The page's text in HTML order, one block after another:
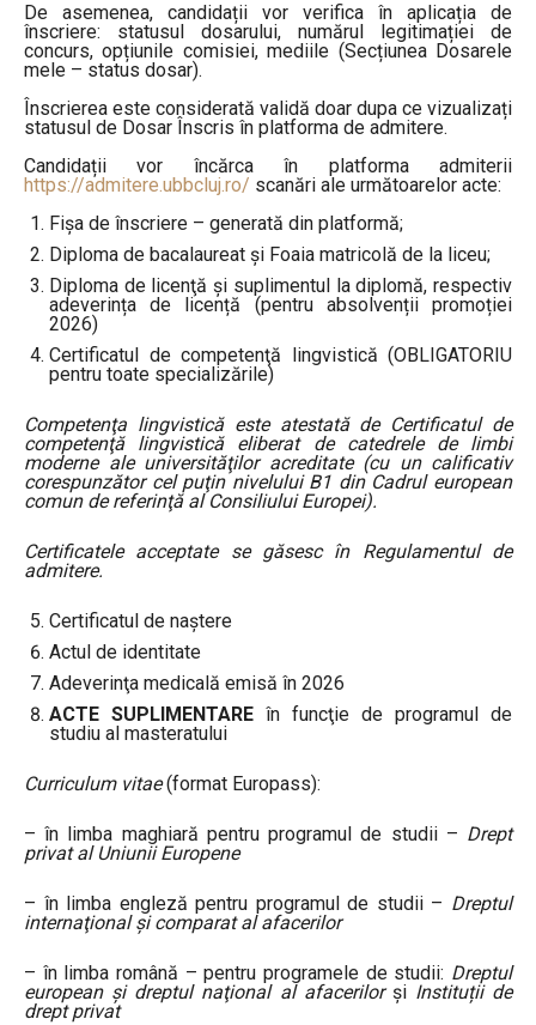
De asemenea, candidații vor verifica în aplicația de
înscriere: statusul dosarului, numărul legitimației de
concurs, opțiunile comisiei, mediile (Secțiunea Dosarele
mele – status dosar).
Înscrierea este considerată validă doar dupa ce vizualizați
statusul de Dosar Înscris în platforma de admitere.
Candidații vor încărca în platforma admiterii
https://admitere.ubbcluj.ro/ scanări ale următoarelor acte:
Fișa de înscriere – generată din platformă;
Diploma de bacalaureat și Foaia matricolă de la liceu;
Diploma de licenţă și suplimentul la diplomă, respectiv
adeverința de licență (pentru absolvenții promoției
2026)
Certificatul de competenţă lingvistică (OBLIGATORIU
pentru toate specializările)
Competenţa lingvistică este atestată de Certificatul de
competenţă lingvistică eliberat de catedrele de limbi
moderne ale universităţilor acreditate (cu un calificativ
corespunzător cel puţin nivelului B1 din Cadrul european
comun de referinţă al Consiliului Europei).
Certificatele acceptate se găsesc în Regulamentul de
admitere.
Certificatul de naştere
Actul de identitate
Adeverinţa medicală emisă în 2026
ACTE SUPLIMENTARE în funcţie de programul de
studiu al masteratului
Curriculum vitae(format Europass):
– în limba maghiară pentru programul de studii – Drept
privat al Uniunii Europene
– în limba engleză pentru programul de studii – Dreptul
internaţional şi comparat al afacerilor
– în limba română – pentru programele de studii: Dreptul
european şi dreptul naţional al afacerilorși Instituții de
drept privat